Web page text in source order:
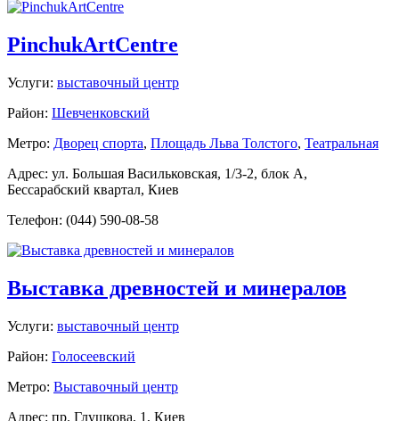
PinchukArtCentre
Услуги: выставочный центр
Район: Шевченковский
Метро: Дворец спорта, Площадь Льва Толстого, Театральная
Адрес: ул. Большая Васильковская, 1/3-2, блок А,
Бессарабский квартал, Киев
Телефон: (044) 590-08-58
Выставка древностей и минералов
Услуги: выставочный центр
Район: Голосеевский
Метро: Выставочный центр
Адрес: пр. Глушкова, 1, Киев